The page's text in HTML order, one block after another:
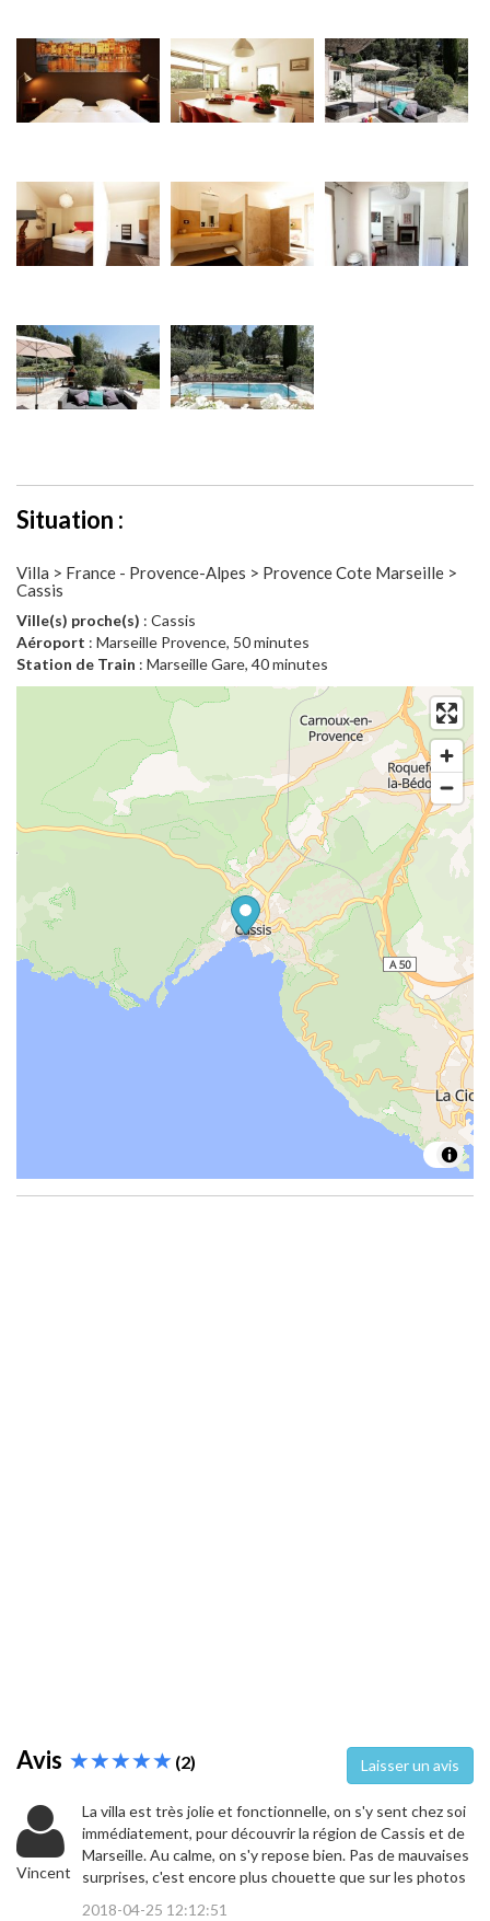
Situation :
Villa > France - Provence-Alpes > Provence Cote Marseille >
Cassis
Ville(s) proche(s) : Cassis
Aéroport : Marseille Provence, 50 minutes
Station de Train : Marseille Gare, 40 minutes
Avis (2) Laisser un avis
Vincent
La villa est très jolie et fonctionnelle, on s'y sent chez soi
immédiatement, pour découvrir la région de Cassis et de
Marseille. Au calme, on s'y repose bien. Pas de mauvaises
surprises, c'est encore plus chouette que sur les photos
2018-04-25 12:12:51